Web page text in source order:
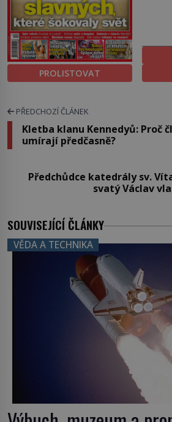
PROLISTOVAT
PŘEDCHOZÍ ČLÁNEK
Kletba klanu Kennedyů: Proč
umírají předčasně?
Předchůdce katedrály sv.
svatý Václav
SOUVISEJÍCÍ ČLÁNKY
VĚDA A TECHNIKA